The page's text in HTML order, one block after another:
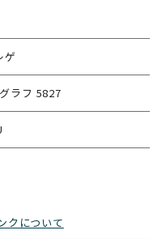
ゲ
ラフ 5827
クについて